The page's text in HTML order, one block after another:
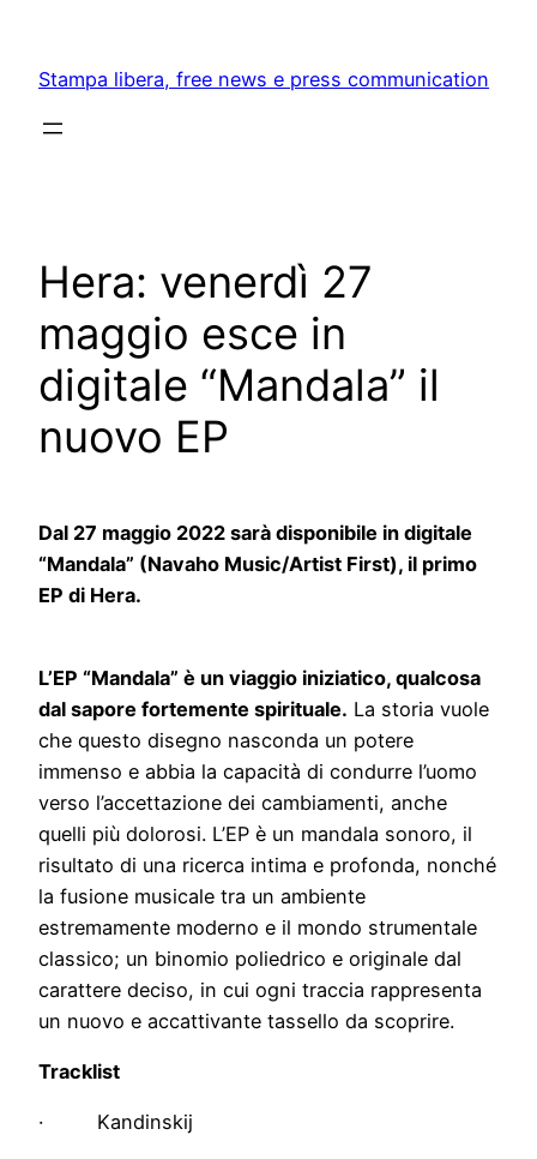
content
Stampa libera, free news e press communication
Hera: venerdì 27
maggio esce in
digitale “Mandala” il
nuovo EP
Dal 27 maggio 2022 sarà disponibile in digitale
“Mandala” (Navaho Music/Artist First), il primo
EP di Hera.
L’EP “Mandala” è un viaggio iniziatico, qualcosa
dal sapore fortemente spirituale. La storia vuole
che questo disegno nasconda un potere
immenso e abbia la capacità di condurre l’uomo
verso l’accettazione dei cambiamenti, anche
quelli più dolorosi. L’EP è un mandala sonoro, il
risultato di una ricerca intima e profonda, nonché
la fusione musicale tra un ambiente
estremamente moderno e il mondo strumentale
classico; un binomio poliedrico e originale dal
carattere deciso, in cui ogni traccia rappresenta
un nuovo e accattivante tassello da scoprire.
Tracklist
· Kandinskij